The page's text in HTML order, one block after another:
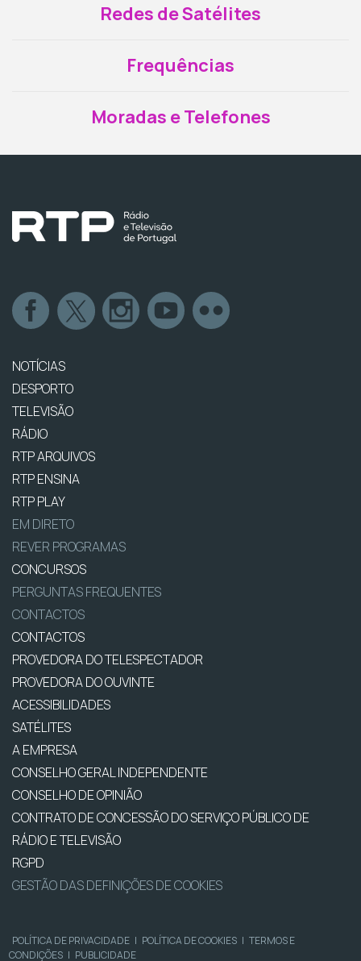
Redes de Satélites
Frequências
Moradas e Telefones
NOTÍCIAS
DESPORTO
TELEVISÃO
RÁDIO
RTP ARQUIVOS
RTP ENSINA
RTP PLAY
EM DIRETO
REVER PROGRAMAS
CONCURSOS
PERGUNTAS FREQUENTES
CONTACTOS
CONTACTOS
PROVEDORA DO TELESPECTADOR
PROVEDORA DO OUVINTE
ACESSIBILIDADES
SATÉLITES
A EMPRESA
CONSELHO GERAL INDEPENDENTE
CONSELHO DE OPINIÃO
CONTRATO DE CONCESSÃO DO SERVIÇO PÚBLICO DE
RÁDIO E TELEVISÃO
RGPD
GESTÃO DAS DEFINIÇÕES DE COOKIES
POLÍTICA DE PRIVACIDADE | POLÍTICA DE COOKIES | TERMOS E
CONDIÇÕES | PUBLICIDADE